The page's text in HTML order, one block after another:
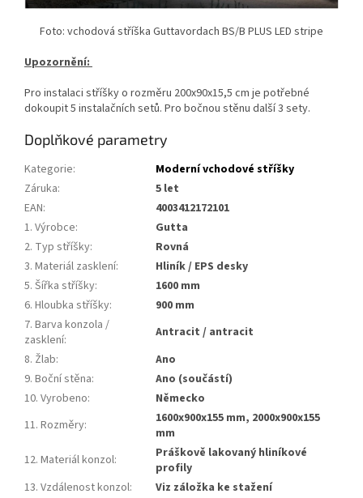
Foto: vchodová stříška Guttavordach BS/B PLUS LED stripe
Upozornění:
Pro instalaci stříšky o rozměru 200x90x15,5 cm je potřebné
dokoupit 5 instalačních setů. Pro bočnou stěnu další 3 sety.
Doplňkové parametry
Kategorie:
Moderní vchodové stříšky
Záruka:
5 let
EAN:
4003412172101
1. Výrobce:
Gutta
2. Typ stříšky:
Rovná
3. Materiál zasklení:
Hliník / EPS desky
5. Šířka stříšky:
1600 mm
6. Hloubka stříšky:
900 mm
7. Barva konzola /
zasklení:
Antracit / antracit
8. Žlab:
Ano
9. Boční stěna:
Ano (součástí)
10. Vyrobeno:
Německo
11. Rozměry:
1600x900x155 mm, 2000x900x155
mm
12. Materiál konzol:
práškově lakovaný hliníkové
profily
13. Vzdálenost konzol:
Viz záložka ke stažení